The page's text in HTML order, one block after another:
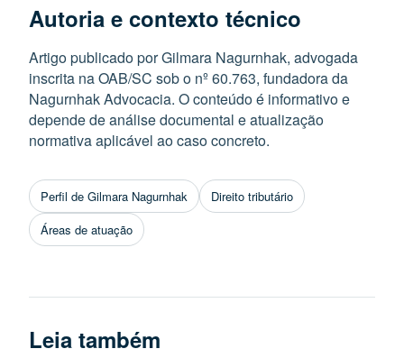
Autoria e contexto técnico
Artigo publicado por Gilmara Nagurnhak, advogada
inscrita na OAB/SC sob o nº 60.763, fundadora da
Nagurnhak Advocacia. O conteúdo é informativo e
depende de análise documental e atualização
normativa aplicável ao caso concreto.
Perfil de Gilmara Nagurnhak
Direito tributário
Áreas de atuação
Leia também